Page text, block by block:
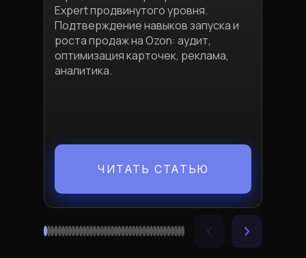
Expert продвинутого уровня.
Подтверждение навыков запуска и
роста продаж на Ozon: аудит,
оптимизация карточек, реклама,
аналитика.
ЧИТАТЬ СТАТЬЮ